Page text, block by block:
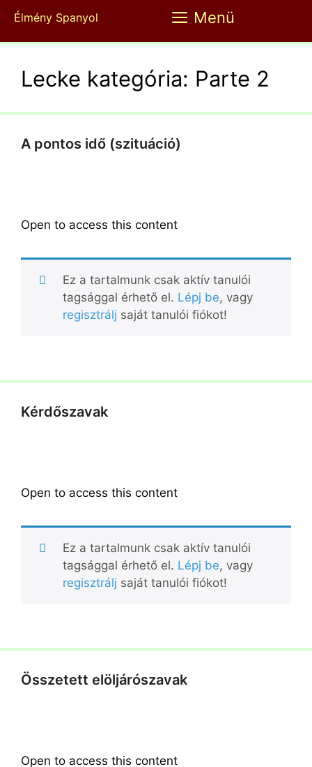
Kilépés
tartalomba
Élmény Spanyol Menü
Lecke kategória: Parte 2
A pontos idő (szituáció)
Open to access this content
Ez a tartalmunk csak aktív tanulói
tagsággal érhető el. Lépj be, vagy
regisztrálj saját tanulói fiókot!
Kérdőszavak
Open to access this content
Ez a tartalmunk csak aktív tanulói
tagsággal érhető el. Lépj be, vagy
regisztrálj saját tanulói fiókot!
Összetett elöljárószavak
Open to access this content